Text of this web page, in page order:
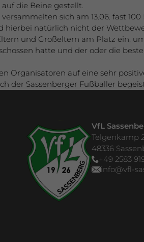
die Beine gestellt.
sich am 13.06. fast
hierbei natürlich nicht der
und Großeltern am Platz ein,
hatte und der oder die
Organisatoren auf eine sehr
der Sassenberger Fußballer
VfL
Telgenkamp
48336
+49 2583
info@vfl-